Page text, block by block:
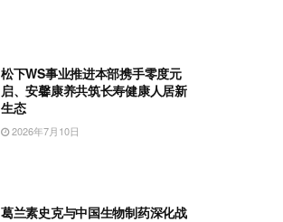
松下WS事业推进本部携手零度元
启、安馨康养共筑长寿健康人居新
生态
2026年7月10日
葛兰素史克与中国生物制药深化战